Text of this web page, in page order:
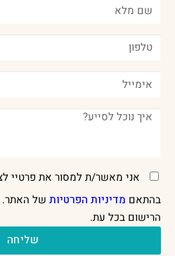
אני מאשר/ת למסור את פרטיי
בהתאם מדיניות הפרטיות של האתר.
הרישום בכל עת.
שליחה